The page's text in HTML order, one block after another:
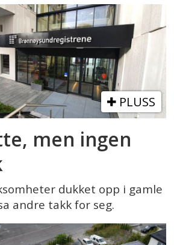
PLUSS
men ingen
dukket opp i gamle
andre takk for seg.